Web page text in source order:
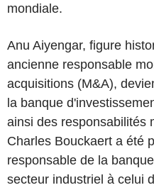
mondiale.
Anu Aiyengar, figure
ancienne responsable
acquisitions (M&A),
la banque
ainsi des responsabilités
Charles Bouckaert a été
responsable de la
secteur industriel à celui